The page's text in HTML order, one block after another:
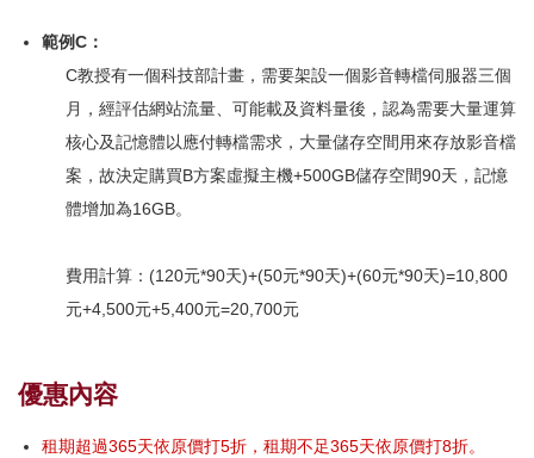
範例C：
C教授有一個科技部計畫，需要架設一個影音轉檔伺服器三個
月，經評估網站流量、可能載及資料量後，認為需要大量運算
核心及記憶體以應付轉檔需求，大量儲存空間用來存放影音檔
案，故決定購買B方案虛擬主機+500GB儲存空間90天，記憶
體增加為16GB。
費用計算：(120元*90天)+(50元*90天)+(60元*90天)=10,800
元+4,500元+5,400元=20,700元
優惠內容
租期超過365天依原價打5折，租期不足365天依原價打8折。